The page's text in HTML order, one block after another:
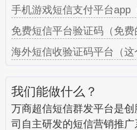
手机游戏短信支付平台app
免费短信平台验证码（免
海外短信收验证码平台（这
我们能做什么？
万商超信短信群发平台是
司自主研发的短信营销推